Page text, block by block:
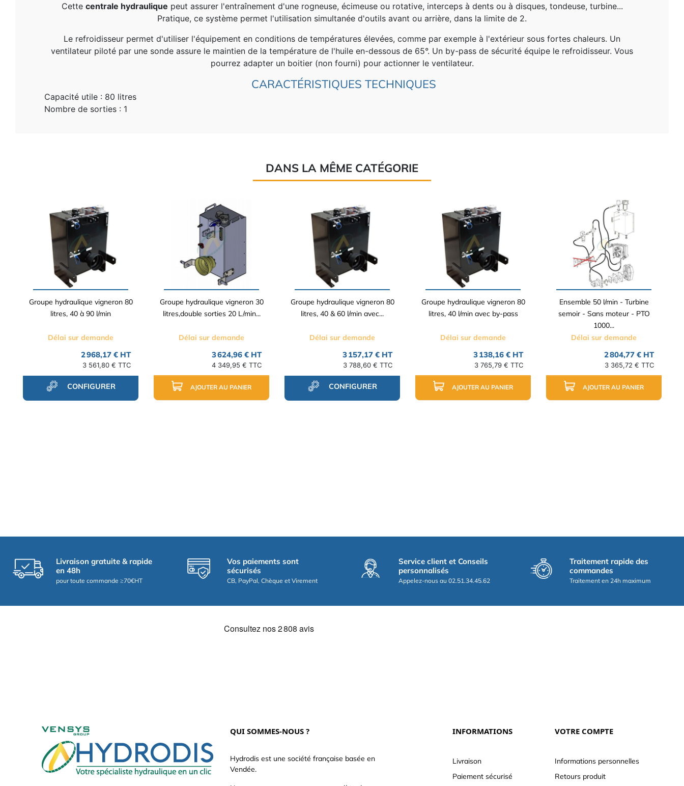
Cette centrale hydraulique peut assurer l'entraînement d'une rogneuse, écimeuse ou rotative, interceps à dents ou à disques, tondeuse, turbine...
Pratique, ce système permet l'utilisation simultanée d'outils avant ou arrière, dans la limite de 2.
Le refroidisseur permet d'utiliser l'équipement en conditions de températures élevées, comme par exemple à l'extérieur sous fortes chaleurs. Un
ventilateur piloté par une sonde assure le maintien de la température de l'huile en-dessous de 65°. Un by-pass de sécurité équipe le refroidisseur. Vous
pourrez adapter un boitier (non fourni) pour actionner le ventilateur.
CARACTÉRISTIQUES TECHNIQUES
Capacité utile : 80 litres
Nombre de sorties : 1
DANS LA MÊME CATÉGORIE
Groupe hydraulique vigneron 80
litres, 40 à 90 l/min
Délai sur demande
2 968,17 € HT
3 561,80 € TTC
CONFIGURER
Groupe hydraulique vigneron 30
litres,double sorties 20 L/min...
Délai sur demande
3 624,96 € HT
4 349,95 € TTC
AJOUTER AU PANIER
Groupe hydraulique vigneron 80
litres, 40 & 60 l/min avec...
Délai sur demande
3 157,17 € HT
3 788,60 € TTC
CONFIGURER
Groupe hydraulique vigneron 80
litres, 40 l/min avec by-pass
Délai sur demande
3 138,16 € HT
3 765,79 € TTC
AJOUTER AU PANIER
Ensemble 50 l/min - Turbine
semoir - Sans moteur - PTO
1000...
Délai sur demande
2 804,77 € HT
3 365,72 € TTC
AJOUTER AU PANIER
Livraison gratuite & rapide
en 48h
pour toute commande ≥70€HT
Vos paiements sont
sécurisés
CB, PayPal, Chèque et Virement
Service client et Conseils
personnalisés
Appelez-nous au 02.51.34.45.62
Traitement rapide des
commandes
Traitement en 24h maximum
QUI SOMMES-NOUS ?
Hydrodis est une société française basée en
Vendée.
INFORMATIONS
Livraison
Paiement sécurisé
VOTRE COMPTE
Informations personnelles
Retours produit